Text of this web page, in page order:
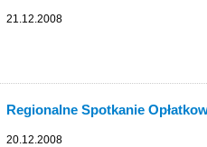
21.12.2008
Regionalne Spotkanie
20.12.2008